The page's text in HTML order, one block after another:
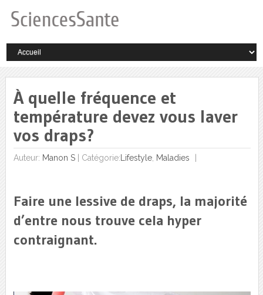
À quelle fréquence et
température devez vous laver
vos draps?
Auteur: Manon S| Catégorie: Lifestyle, Maladies
Faire une lessive de draps, la majorité
d’entre nous trouve cela hyper
contraignant.